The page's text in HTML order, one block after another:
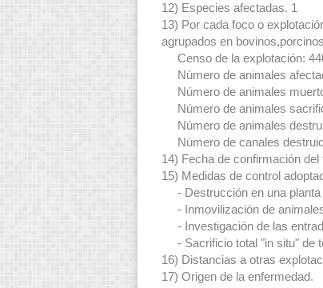
12) Especies afectadas. 1
13) Por cada foco o
agrupados en
Censo de la explotación:
Número de animales
Número de animales
Número de animales
Número de animales
Número de canales
14) Fecha de confirmación del
15) Medidas de control
- Destrucción en una planta
- Inmovilización de
- Investigación de las
- Sacrificio total "in situ" de
16) Distancias a otras
17) Origen de la enfermedad.